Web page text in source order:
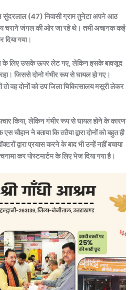
सुंदरलाल (47) निवासी ग्राम तुनेटा अपने आठ
चराने जंगल की ओर जा रहे थे। तभी अचानक कई
दिया गया।
के लिए उसके ऊपर लेट गए, लेकिन इसके बावजूद
रहा। जिससे दोनो गंभीर रूप से घायल हो गए।
तो वह दोनों को उप जिला चिकित्सालय मसूरी लेकर
किया, लेकिन गंभीर रूप से घायल होने के कारण
चौहान ने बताया कि ततैया द्वारा दोनों को बहुत ही
द्वारा प्रयास करने के बाद भी उन्हें नहीं बचाया
कर पोस्टमार्टम के लिए भेज दिया गया है।